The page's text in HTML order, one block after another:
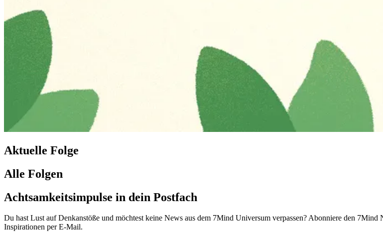
Aktuelle Folge
Alle Folgen
Achtsamkeitsimpulse in dein Postfach
Du hast Lust auf Denkanstöße und möchtest keine News aus dem 7Mind Universum verpassen? Abon­niere den
Inspirationen per E-Mail.